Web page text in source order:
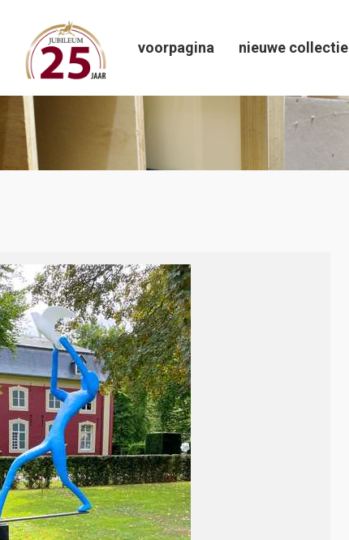
voorpagina nieuwe collectie